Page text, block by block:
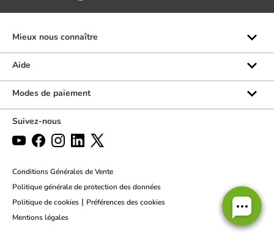
Mieux nous connaître
Qui sommes-nous ?
Les marques
Aide
Rubrique d'aide
Formulaire de contact
Par chat
Politique des retours
Modes de paiement
Suivez-nous
Conditions Générales de Vente
Politique générale de protection des données
Politique de cookies | Préférences des cookies
Mentions légales